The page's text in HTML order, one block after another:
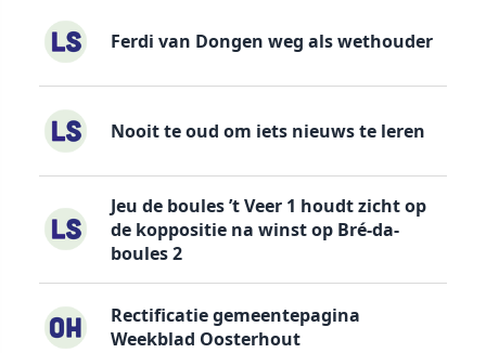
Ferdi van Dongen weg als wethouder
Nooit te oud om iets nieuws te leren
Jeu de boules ’t Veer 1 houdt zicht op
de koppositie na winst op Bré-da-
boules 2
Rectificatie gemeentepagina
Weekblad Oosterhout